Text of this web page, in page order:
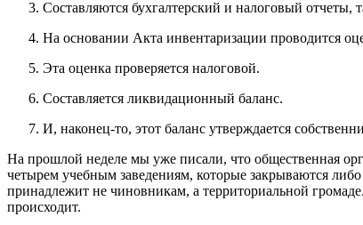
Составляются бухгалтерский и налоговый отчеты,
На основании Акта инвентаризации проводится
Эта оценка проверяется налоговой.
Составляется ликвидационный баланс.
И, наконец-то, этот баланс утверждается
На прошлой неделе мы уже писали, что общественная
четырем учебным заведениям, которые закрываются
принадлежит не чиновникам, а территориальной
происходит.